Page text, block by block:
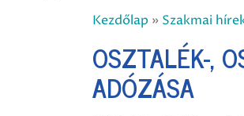
Kezdőlap » Szakmai
OSZTALÉK-,
ADÓZÁSA